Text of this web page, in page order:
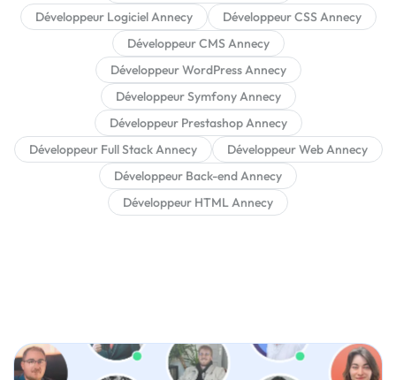
Développeur Logiciel Annecy
Développeur CSS Annecy
Développeur CMS Annecy
Développeur WordPress Annecy
Développeur Symfony Annecy
Développeur Prestashop Annecy
Développeur Full Stack Annecy
Développeur Web Annecy
Développeur Back-end Annecy
Développeur HTML Annecy